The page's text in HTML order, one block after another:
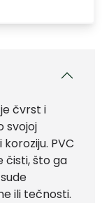
čvrst i
svojoj
PVC
čisti, što ga
ili tečnosti.